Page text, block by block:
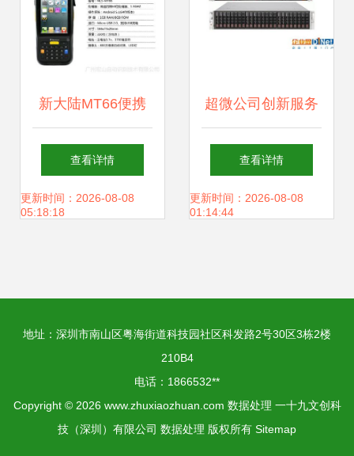
新大陆MT66便携
式数据采集器评测
安卓系统与全网通
查看详情
更新时间：2026-08-08
05:18:18
超微公司创新服务
器设计 节省数据中
心空间，存储支持
查看详情
更新时间：2026-08-08
01:14:44
地址：深圳市南山区粤海街道科技园社区科发路2号30区3栋2楼
210B4
电话：1866532**
Copyright © 2026 www.zhuxiaozhuan.com 数据处理 一十九文创科
技（深圳）有限公司 数据处理 版权所有 Sitemap